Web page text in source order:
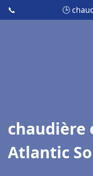
📞 🕒
chaudière
Atlantic